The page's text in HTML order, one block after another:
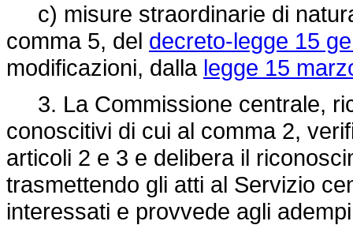
c) misure straordinarie di
comma 5, del decreto-legge 15
modificazioni, dalla legge 15
3. La Commissione centrale,
conoscitivi di cui al comma 2,
articoli 2 e 3 e delibera il
trasmettendo gli atti al Servizio
interessati e provvede agli